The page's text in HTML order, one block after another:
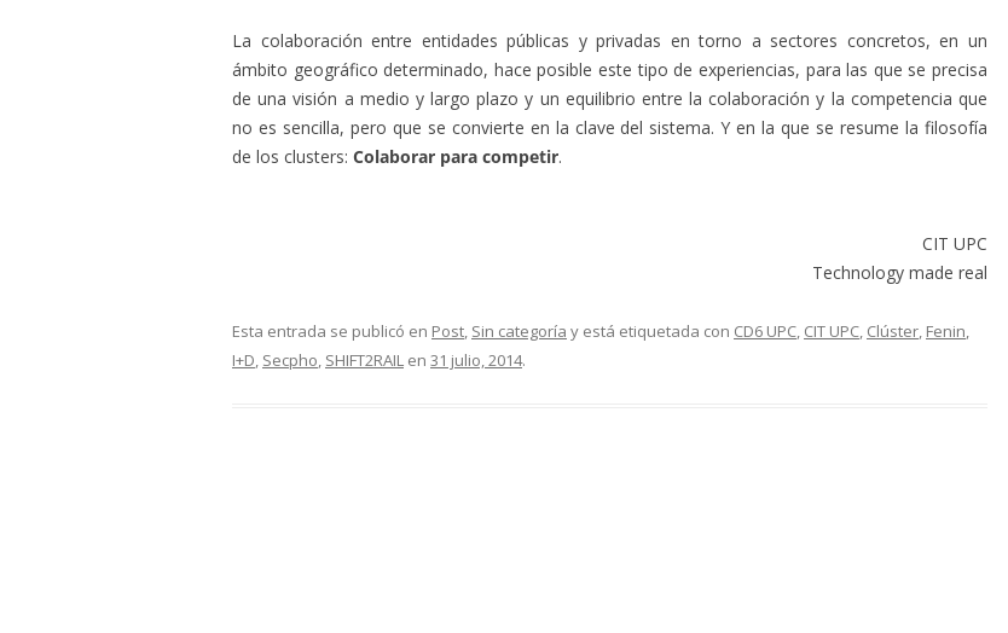
La colaboración entre entidades públicas y privadas en torno a sectores concretos, en un
ámbito geográfico determinado, hace posible este tipo de experiencias, para las que se precisa
de una visión a medio y largo plazo y un equilibrio entre la colaboración y la competencia que
no es sencilla, pero que se convierte en la clave del sistema. Y en la que se resume la filosofía
de los clusters: Colaborar para competir.
CIT UPC
Technology made real
Esta entrada se publicó en Post, Sin categoría y está etiquetada con CD6 UPC, CIT UPC, Clúster, Fenin,
I+D, Secpho, SHIFT2RAIL en 31 julio, 2014.